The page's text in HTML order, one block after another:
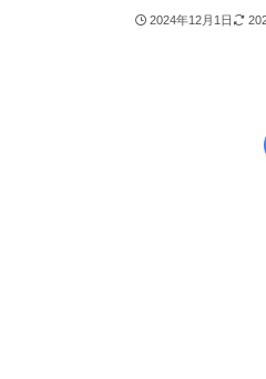
2024年12月1日